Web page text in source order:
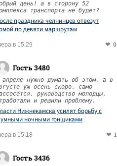
день! а в сторону 52
транспорта не будет?
праздника челнинцев отвезут
по девяти маршрутам
в 15:29 0
Гость 3480
апреле нужно думать об этом, а в
уж осень скоро. само
руководство молодцы.
и решили проблему.
Нижнекамска усилят борьбу с
ночными гонщиками
в 15:18 1
Гость 3436